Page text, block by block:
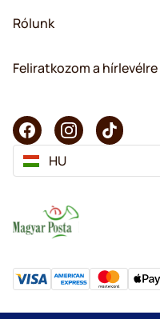
Rólunk
Feliratkozom a hírlevélre
HU